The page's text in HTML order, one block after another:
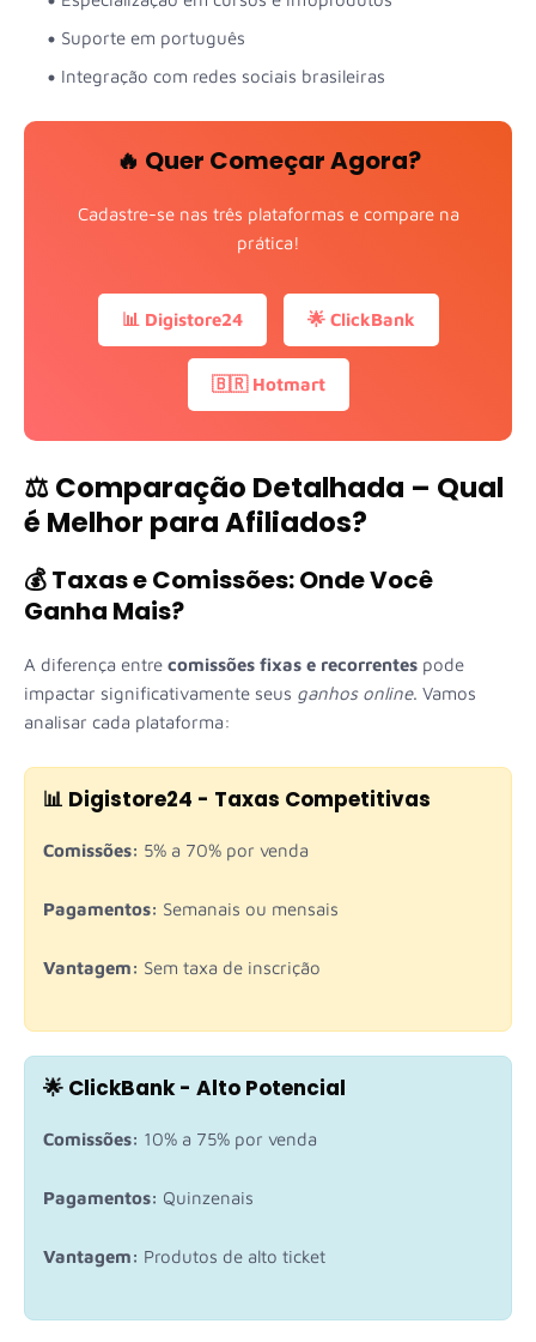
Suporte em português
Integração com redes sociais brasileiras
🔥 Quer Começar Agora?
Cadastre-se nas três plataformas e compare na
prática!
📊 Digistore24 🌟 ClickBank
🇧🇷 Hotmart
⚖️ Comparação Detalhada – Qual
é Melhor para Afiliados?
💰 Taxas e Comissões: Onde Você
Ganha Mais?
A diferença entre comissões fixas e recorrentes pode
impactar significativamente seus ganhos online. Vamos
analisar cada plataforma:
📊 Digistore24 - Taxas Competitivas
Comissões: 5% a 70% por venda
Pagamentos: Semanais ou mensais
Vantagem: Sem taxa de inscrição
🌟 ClickBank - Alto Potencial
Comissões: 10% a 75% por venda
Pagamentos: Quinzenais
Vantagem: Produtos de alto ticket